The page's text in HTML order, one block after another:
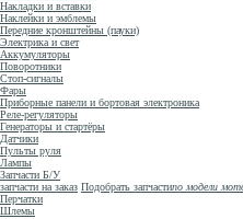
Накладки и вставки
Наклейки и эмблемы
Передние кронштейны (пауки)
Электрика и свет
Аккумуляторы
Поворотники
Стоп-сигналы
Фары
Приборные панели и бортовая электроника
Реле-регуляторы
Генераторы и стартёры
Датчики
Пульты руля
Лампы
Запчасти Б/У
запчасти на заказ Подобрать запчастипо модели
Перчатки
Шлемы